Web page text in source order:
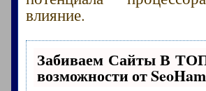
влияние.
Забиваем Сайты В
возможности от